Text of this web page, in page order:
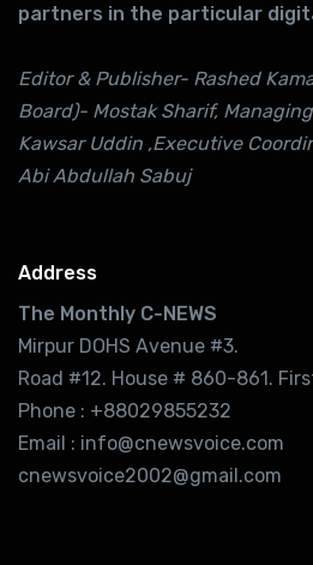
partners in the particular
Editor & Publisher- Rashed
Board)- Mostak Sharif,
Kawsar Uddin ,Executive
Abi Abdullah Sabuj
Address
The Monthly C-NEWS
Mirpur DOHS Avenue #3.
Road #12. House # 860-861.
Phone : +88029855232
Email : info@cnewsvoice.com
cnewsvoice2002@gmail.com